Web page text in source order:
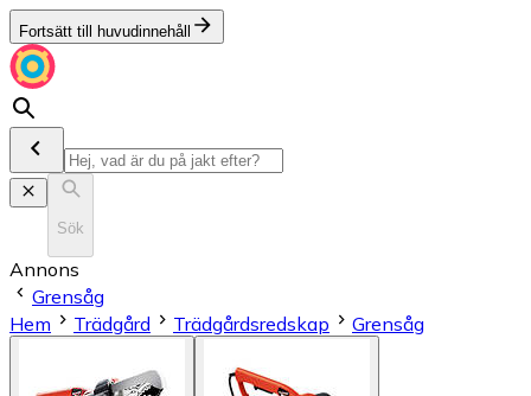
Fortsätt till huvudinnehåll
Sök
Annons
Grensåg
Hem
Trädgård Trädgårdsredskap Grensåg